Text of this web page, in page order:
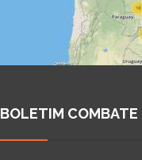
BOLETIM COMBATE